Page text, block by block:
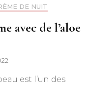
DE NUIT
avec de l’aloe
est l’un des